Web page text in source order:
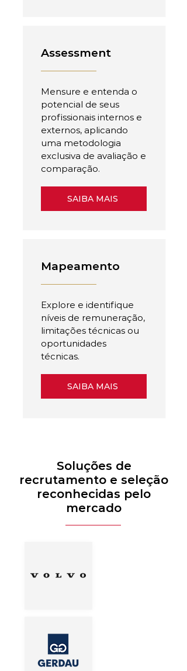
Assessment
Mensure e entenda o
potencial de seus
profissionais internos e
externos, aplicando
uma metodologia
exclusiva de avaliação e
comparação.
SAIBA MAIS
Mapeamento
Explore e identifique
níveis de remuneração,
limitações técnicas ou
oportunidades
técnicas.
SAIBA MAIS
Soluções de
recrutamento e seleção
reconhecidas pelo
mercado